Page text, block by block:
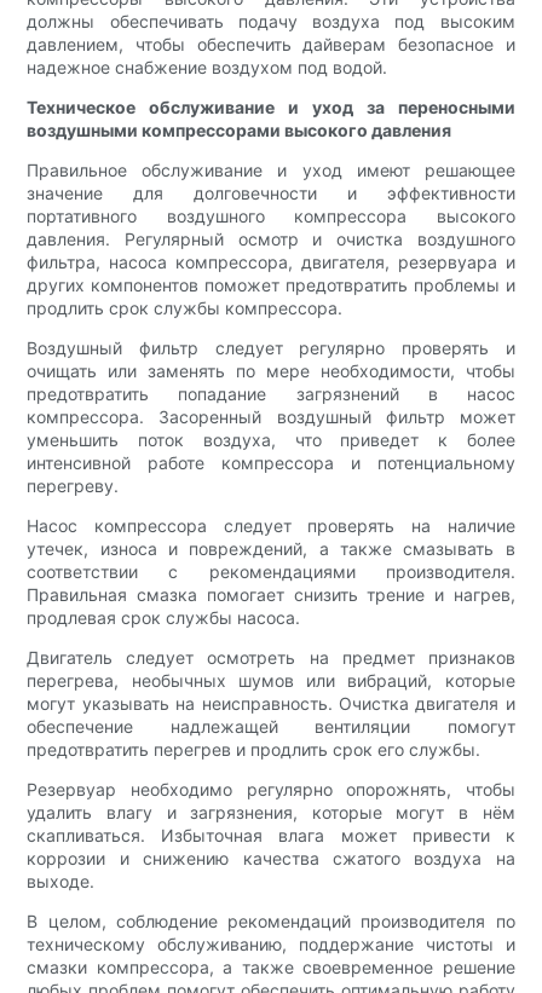
должны обеспечивать подачу воздуха под высоким
давлением, чтобы обеспечить дайверам безопасное и
надежное снабжение воздухом под водой.
Техническое обслуживание и уход за переносными
воздушными компрессорами высокого давления
Правильное обслуживание и уход имеют решающее
значение для долговечности и эффективности
портативного воздушного компрессора высокого
давления. Регулярный осмотр и очистка воздушного
фильтра, насоса компрессора, двигателя, резервуара и
других компонентов поможет предотвратить проблемы и
продлить срок службы компрессора.
Воздушный фильтр следует регулярно проверять и
очищать или заменять по мере необходимости, чтобы
предотвратить попадание загрязнений в насос
компрессора. Засоренный воздушный фильтр может
уменьшить поток воздуха, что приведет к более
интенсивной работе компрессора и потенциальному
перегреву.
Насос компрессора следует проверять на наличие
утечек, износа и повреждений, а также смазывать в
соответствии с рекомендациями производителя.
Правильная смазка помогает снизить трение и нагрев,
продлевая срок службы насоса.
Двигатель следует осмотреть на предмет признаков
перегрева, необычных шумов или вибраций, которые
могут указывать на неисправность. Очистка двигателя и
обеспечение надлежащей вентиляции помогут
предотвратить перегрев и продлить срок его службы.
Резервуар необходимо регулярно опорожнять, чтобы
удалить влагу и загрязнения, которые могут в нём
скапливаться. Избыточная влага может привести к
коррозии и снижению качества сжатого воздуха на
выходе.
В целом, соблюдение рекомендаций производителя по
техническому обслуживанию, поддержание чистоты и
смазки компрессора, а также своевременное решение